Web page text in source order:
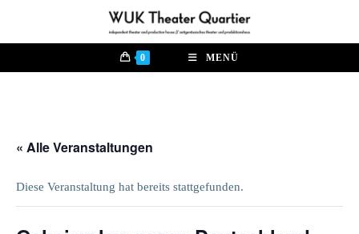
springen
0 MENÜ
« Alle Veranstaltungen
Diese Veranstaltung hat bereits stattgefunden.